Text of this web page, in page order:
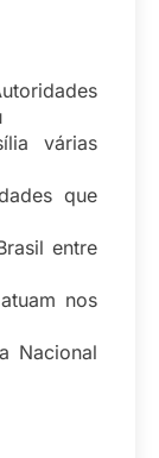
várias
que
entre
nos
Nacional